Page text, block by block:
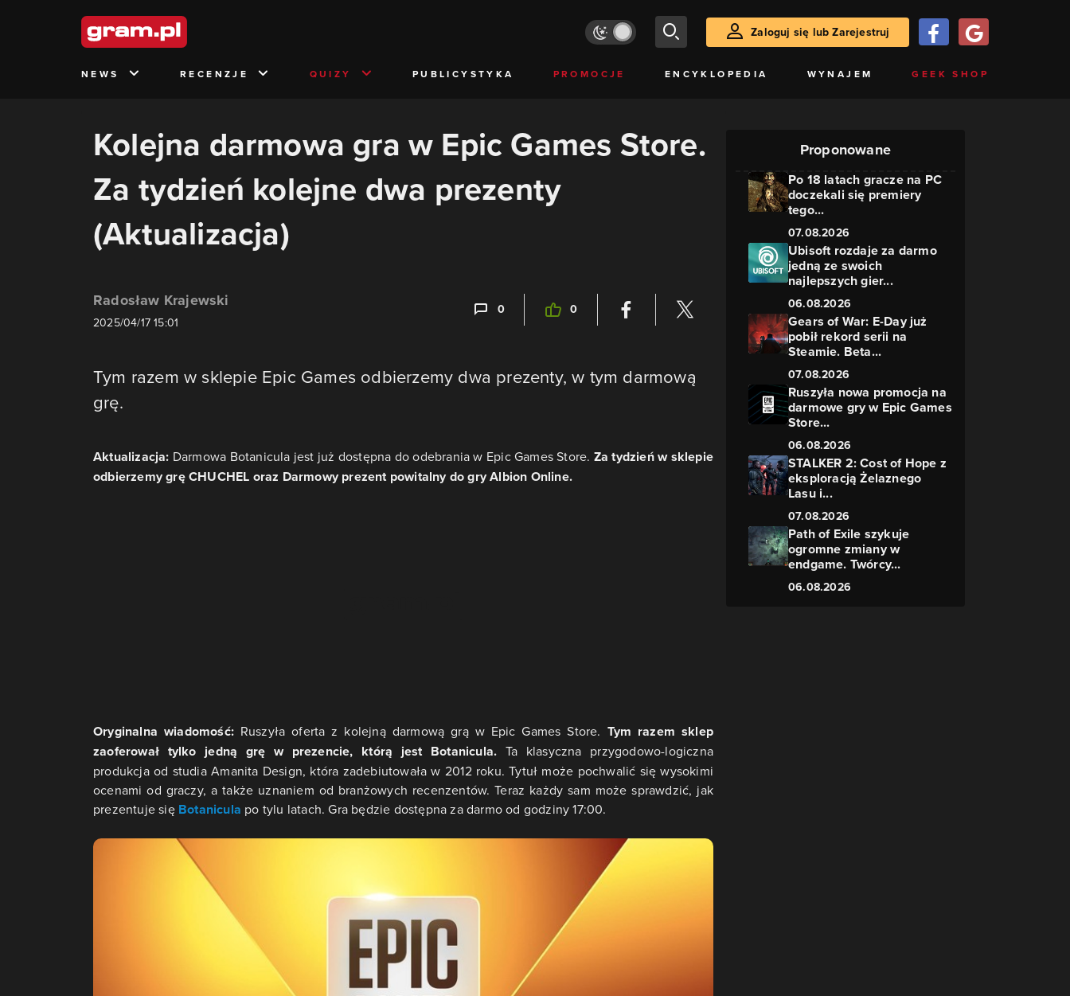
Zaloguj się lub Zarejestruj
NEWS RECENZJE QUIZY PUBLICYSTYKA PROMOCJE ENCYKLOPEDIA WYNAJEM GEEK SHOP
Kolejna darmowa gra w Epic Games Store.
Za tydzień kolejne dwa prezenty
(Aktualizacja)
Radosław Krajewski
2025/04/17 15:01
0 0
Tym razem w sklepie Epic Games odbierzemy dwa prezenty, w tym darmową
grę.
Aktualizacja: Darmowa Botanicula jest już dostępna do odebrania w Epic Games Store. Za tydzień w sklepie
odbierzemy grę CHUCHEL oraz Darmowy prezent powitalny do gry Albion Online.
Oryginalna wiadomość:Ruszyła oferta z kolejną darmową grą w Epic Games Store. Tym razem sklep
zaoferował tylko jedną grę w prezencie, którą jest Botanicula. Ta klasyczna przygodowo-logiczna
produkcja od studia Amanita Design, która zadebiutowała w 2012 roku. Tytuł może pochwalić się wysokimi
ocenami od graczy, a także uznaniem od branżowych recenzentów. Teraz każdy sam może sprawdzić, jak
prezentuje się Botanicula po tylu latach. Gra będzie dostępna za darmo od godziny 17:00.
Proponowane
Po 18 latach gracze na PC
doczekali się premiery
tego...
07.08.2026
Ubisoft rozdaje za darmo
jedną ze swoich
najlepszych gier...
06.08.2026
Gears of War: E-Day już
pobił rekord serii na
Steamie. Beta...
07.08.2026
Ruszyła nowa promocja na
darmowe gry w Epic Games
Store...
06.08.2026
STALKER 2: Cost of Hope z
eksploracją Żelaznego
Lasu i...
07.08.2026
Path of Exile szykuje
ogromne zmiany w
endgame. Twórcy...
06.08.2026